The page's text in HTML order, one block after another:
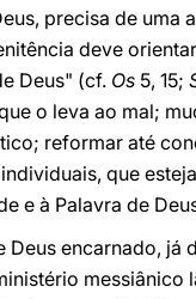
precisa de uma
deve
Deus" (cf. Os 5, 15;
o leva ao mal;
reformar até
que
e à Palavra de
Deus encarnado, já
messiânico